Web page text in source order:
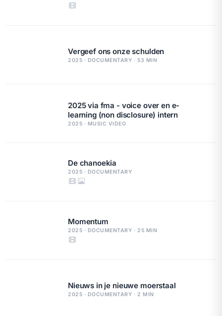
Vergeef ons onze schulden
2025 · DOCUMENTARY · 53 MIN
2025 via fma - voice over en e-
learning (non disclosure) intern
2025 · MUSIC VIDEO
De chanoekia
2025 · DOCUMENTARY
Momentum
2025 · DOCUMENTARY · 25 MIN
Nieuws in je nieuwe moerstaal
2025 · DOCUMENTARY · 2 MIN